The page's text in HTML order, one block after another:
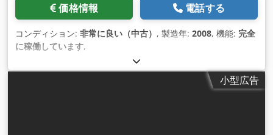
価格情報 電話する
コンディション: 非常に良い（中古） , 製造年: 2008, 機能: 完全
に稼働しています,
小型広告